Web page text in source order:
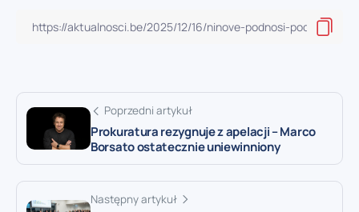
Poprzedni artykuł
Prokuratura rezygnuje z apelacji – Marco
Borsato ostatecznie uniewinniony
Następny artykuł